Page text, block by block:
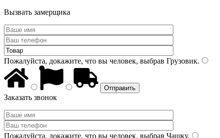
Вызвать замерщика
Пожалуйста, докажите, что вы человек, выбрав Грузовик.
Заказать звонок
Пожалуйста, докажите, что вы человек, выбрав Чашку.